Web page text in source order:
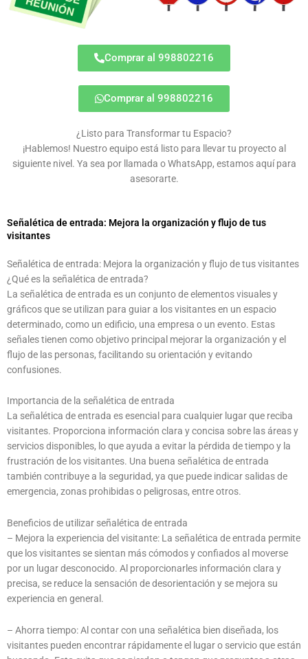
Comprar al 998802216
Comprar al 998802216
¿Listo para Transformar tu Espacio?
¡Hablemos! Nuestro equipo está listo para llevar tu proyecto al
siguiente nivel. Ya sea por llamada o WhatsApp, estamos aquí para
asesorarte.
Señalética de entrada: Mejora la organización y flujo de tus
visitantes
Señalética de entrada: Mejora la organización y flujo de tus visitantes
¿Qué es la señalética de entrada?
La señalética de entrada es un conjunto de elementos visuales y
gráficos que se utilizan para guiar a los visitantes en un espacio
determinado, como un edificio, una empresa o un evento. Estas
señales tienen como objetivo principal mejorar la organización y el
flujo de las personas, facilitando su orientación y evitando
confusiones.
Importancia de la señalética de entrada
La señalética de entrada es esencial para cualquier lugar que reciba
visitantes. Proporciona información clara y concisa sobre las áreas y
servicios disponibles, lo que ayuda a evitar la pérdida de tiempo y la
frustración de los visitantes. Una buena señalética de entrada
también contribuye a la seguridad, ya que puede indicar salidas de
emergencia, zonas prohibidas o peligrosas, entre otros.
Beneficios de utilizar señalética de entrada
– Mejora la experiencia del visitante: La señalética de entrada permite
que los visitantes se sientan más cómodos y confiados al moverse
por un lugar desconocido. Al proporcionarles información clara y
precisa, se reduce la sensación de desorientación y se mejora su
experiencia en general.
– Ahorra tiempo: Al contar con una señalética bien diseñada, los
visitantes pueden encontrar rápidamente el lugar o servicio que están